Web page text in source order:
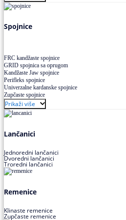
Uskoprofilno klinasto remenje XP extra power
Višekanalno remenje PJ,PK
Spojnice
FRC kandžaste spojnice
GRID spojnica sa oprugom
Kandžaste Jaw spojnice
Perifleks spojnice
Univerzalne kardanske spojnice
Zupčaste spojnice
Prikaži više
Lančanici
Jednoredni lančanici
Dvoredni lančanici
Troredni lančanici
Remenice
Klinaste remenice
Zupčaste remenice